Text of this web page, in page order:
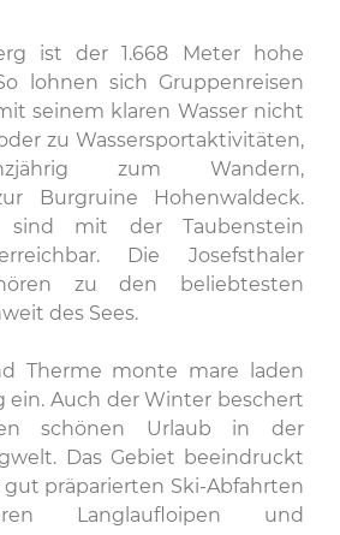
ist der 1.668 Meter hohe
lohnen sich Gruppenreisen
seinem klaren Wasser nicht
zu Wassersportaktivitäten,
zum Wandern,
Burgruine Hohenwaldeck.
sind mit der Taubenstein
Die Josefsthaler
zu den beliebtesten
des Sees.
Therme monte mare laden
ein. Auch der Winter beschert
schönen Urlaub in der
Das Gebiet beeindruckt
präparierten Ski-Abfahrten
Langlaufloipen und